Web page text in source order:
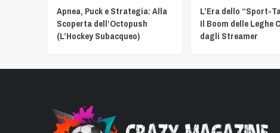
Apnea, Puck e Strategia: Alla
Scoperta dell’Octopush
(L’Hockey Subacqueo)
L’Era dello “Sport-
Il Boom delle Leghe
dagli Streamer